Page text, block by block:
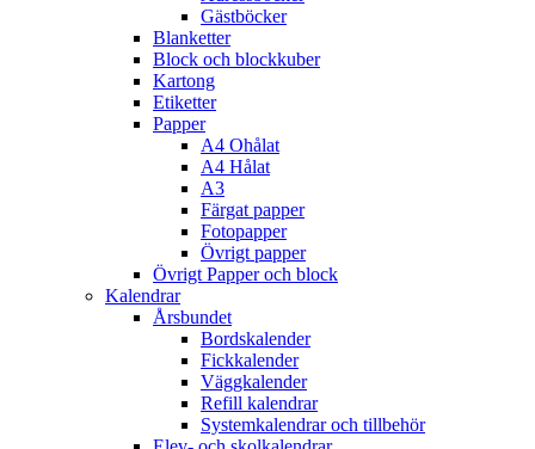
Gästböcker
Blanketter
Block och blockkuber
Kartong
Etiketter
Papper
A4 Ohålat
A4 Hålat
A3
Färgat papper
Fotopapper
Övrigt papper
Övrigt Papper och block
Kalendrar
Årsbundet
Bordskalender
Fickkalender
Väggkalender
Refill kalendrar
Systemkalendrar och tillbehör